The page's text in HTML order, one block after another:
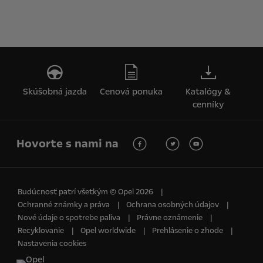
Skúšobná jazda Cenová ponuka
Katalógy &
cenníky
Hovorte s nami na
Budúcnosť patrí všetkým © Opel 2026
Ochranné známky a práva
Ochrana osobných údajov
Nové údaje o spotrebe paliva
Právne oznámenie
Recyklovanie
Opel worldwide
Prehlásenie o zhode
Nastavenia cookies